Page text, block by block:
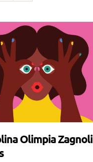
Olimpia Zagnoli